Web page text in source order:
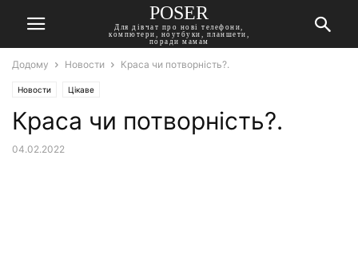
POSER
Для дівчат про нові телефони,
компютери, ноутбуки, планшети,
поради мамам
Додому Новости Краса чи потворність?.
Новости Цікаве
Краса чи потворність?.
04.02.2022